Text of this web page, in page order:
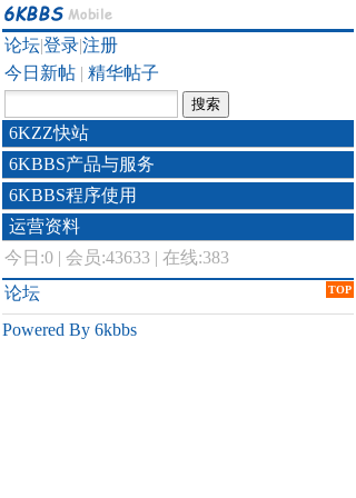
论坛|登录|注册
今日新帖 | 精华帖子
6KZZ快站
6KBBS产品与服务
6KBBS程序使用
运营资料
今日:0 | 会员:43633 | 在线:383
TOP
论坛
Powered By 6kbbs